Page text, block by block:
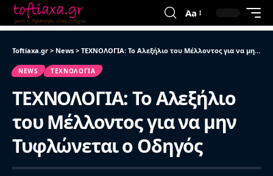
Aa
Toftiaxa.gr > News > ΤΕΧΝΟΛΟΓΙΑ: Το Αλεξήλιο του Μέλλοντος για να μην Τυφλώνεται ο Οδηγός
NEWS ΤΕΧΝΟΛΟΓΊΑ
ΤΕΧΝΟΛΟΓΙΑ: Το Αλεξήλιο
του Μέλλοντος για να μην
Τυφλώνεται ο Οδηγός